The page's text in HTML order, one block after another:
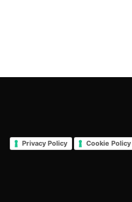
Privacy Policy Cookie Policy